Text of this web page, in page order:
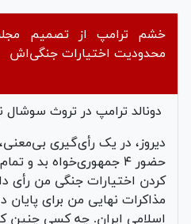
خشم ترامپ از تصمیم
محدودیت اختیارات جنگی‌اش
دونالد ترامپ در تروث
دیروز، در یک رأی‌گیری
حضور ۴ جمهوری‌خواه بد و
کردن اختیارات جنگی من رأی
مذاکرات نهایی من برای
اسلامی ایران. چه کسی چنین